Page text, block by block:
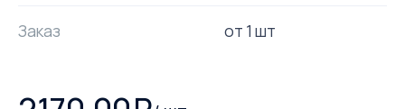
Заказ от 1 шт